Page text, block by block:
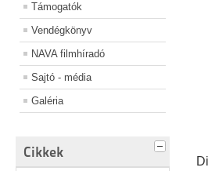
Támogatók
Vendégkönyv
NAVA filmhíradó
Sajtó - média
Galéria
Cikkek